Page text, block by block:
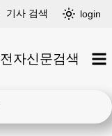
기사 검색 login
전자신문검색